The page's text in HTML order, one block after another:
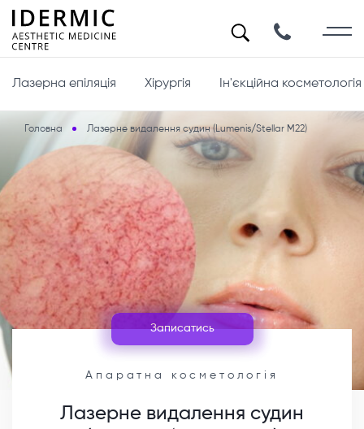
Лазерна епіляція Хірургія Ін'єкційна косметологія
Головна Лазерне видалення судин (Lumenis/Stellar M22)
Апаратна косметологія
Лазерне видалення судин
Записатись